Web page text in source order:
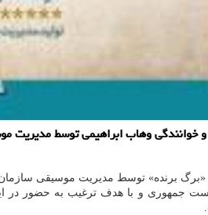
خوانندگی وهاب ابراهیمی توسط مدیریت
برنده» توسط مدیریت موسیقی
جمهوری و با هدف ترغیب به حضور در